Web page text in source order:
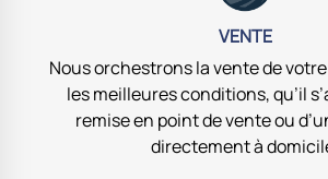
VENTE
Nous orchestrons la vente de
les meilleures conditions, qu’il
remise en point de vente ou
directement à